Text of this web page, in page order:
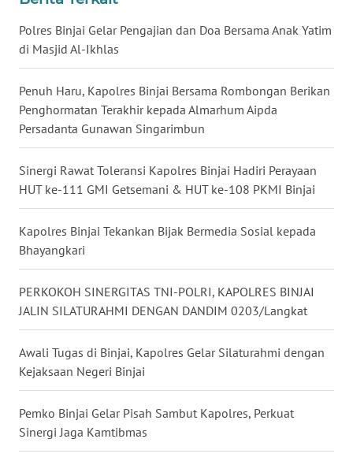
Polres Binjai Gelar Pengajian dan Doa Bersama Anak Yatim
di Masjid Al-Ikhlas
Penuh Haru, Kapolres Binjai Bersama Rombongan Berikan
Penghormatan Terakhir kepada Almarhum Aipda
Persadanta Gunawan Singarimbun
Sinergi Rawat Toleransi Kapolres Binjai Hadiri Perayaan
HUT ke-111 GMI Getsemani & HUT ke-108 PKMI Binjai
Kapolres Binjai Tekankan Bijak Bermedia Sosial kepada
Bhayangkari
PERKOKOH SINERGITAS TNI-POLRI, KAPOLRES BINJAI
JALIN SILATURAHMI DENGAN DANDIM 0203/Langkat
Awali Tugas di Binjai, Kapolres Gelar Silaturahmi dengan
Kejaksaan Negeri Binjai
Pemko Binjai Gelar Pisah Sambut Kapolres, Perkuat
Sinergi Jaga Kamtibmas
KALSEL
KALTIM
WN
SULSEL
WN
GORONTALO
WN
SULUT
WN
WN
MALUT
DAIRI